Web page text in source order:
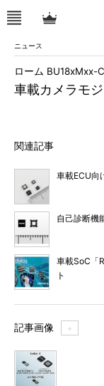
ニュース
車載カメラモ
ローム BU18xMxx-
関連記事
車載ECU向
自己診断機
車載SoC「
ト
記事画像 ＋